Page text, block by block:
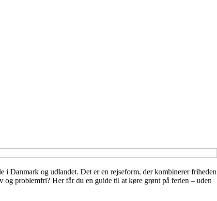
Danmark og udlandet. Det er en rejseform, der kombinerer friheden
problemfri? Her får du en guide til at køre grønt på ferien – uden